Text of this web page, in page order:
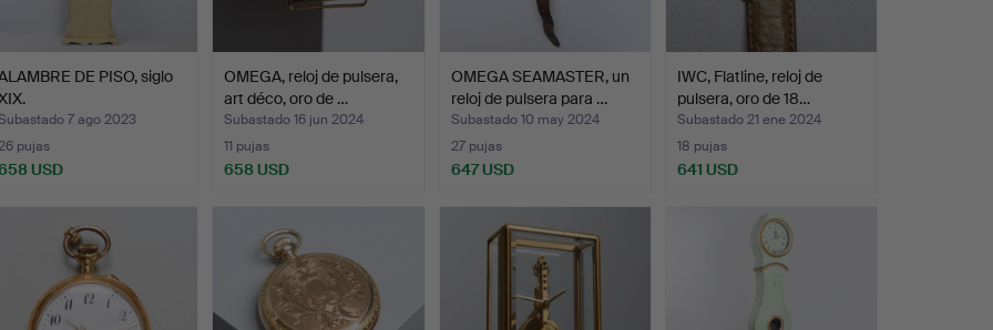
DE PISO, siglo
7 ago 2023
pujas
USD
OMEGA, reloj de pulsera,
art déco, oro de …
Subastado 16 jun 2024
11 pujas
658 USD
OMEGA SEAMASTER, un
reloj de pulsera para …
Subastado 10 may 2024
27 pujas
647 USD
IWC, Flatline, reloj de
pulsera, oro de 18…
Subastado 21 ene 2024
18 pujas
641 USD